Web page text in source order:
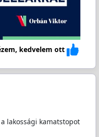
kedvelem ott
lakossági kamatstopot